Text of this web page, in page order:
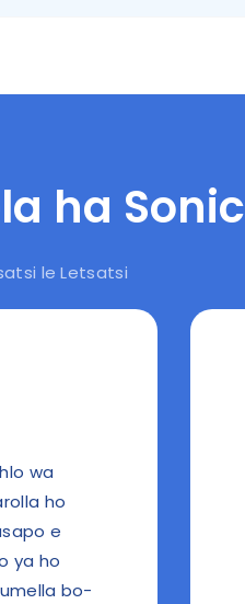
ha Sonic
le Letsatsi
wa
ho
e
ya ho
bo-